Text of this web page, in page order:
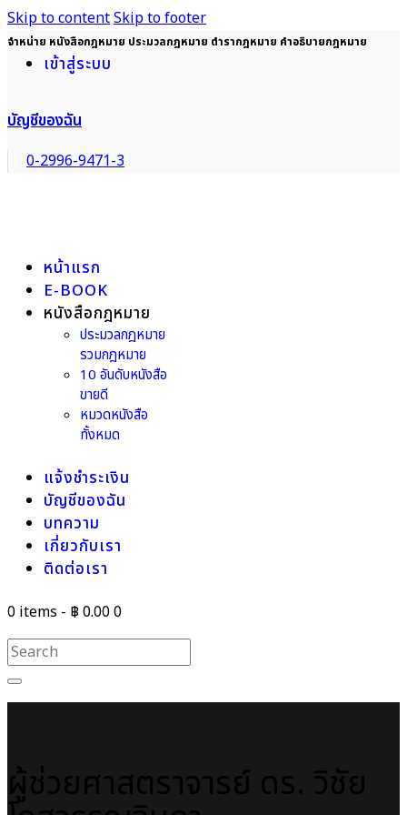
Skip to contentSkip to footer
จำหน่าย หนังสือกฎหมาย ประมวลกฎหมาย ตำรากฎหมาย คำอธิบายกฎหมาย
เข้าสู่ระบบ
บัญชีของฉัน
0-2996-9471-3
หน้าแรก
E-BOOK
หนังสือกฎหมาย
ประมวลกฎหมาย
รวมกฎหมาย
10 อันดับหนังสือ
ขายดี
หมวดหนังสือ
ทั้งหมด
แจ้งชำระเงิน
บัญชีของฉัน
บทความ
เกี่ยวกับเรา
ติดต่อเรา
0 items - ฿ 0.000